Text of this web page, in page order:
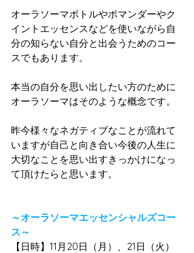
オーラソーマボトルやポマンダーやク
イントエッセンスなどを使いながら自
分の知らない自分と出会うためのコー
スでもあります。
本当の自分を思い出したい方のために
オーラソーマはそのような概念です。
昨今様々なネガティブなことが流れて
いますが自己と向き合い今後の人生に
大切なことを思い出すきっかけになっ
て頂けたらと思います。
～オーラソーマエッセンシャルズコー
ス～
【日時】11月20日（月）、21日（火）